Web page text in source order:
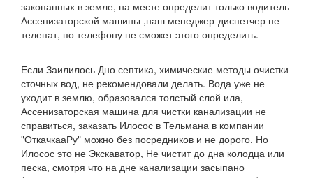
закопанных в земле, на месте определит только водитель
Ассенизаторской машины ,наш менеджер-диспетчер не
телепат, по телефону не сможет этого определить.
Если Заилилось Дно септика, химические методы очистки
сточных вод, не рекомендовали делать. Вода уже не
уходит в землю, образовался толстый слой ила,
Ассенизаторская машина для чистки канализации не
справиться, заказать Илосос в Тельмана в компании
"ОткачкааРу" можно без посредников и не дорого. Но
Илосос это не Экскаватор, Не чистит до дна колодца или
песка, смотря что на дне канализации засыпано